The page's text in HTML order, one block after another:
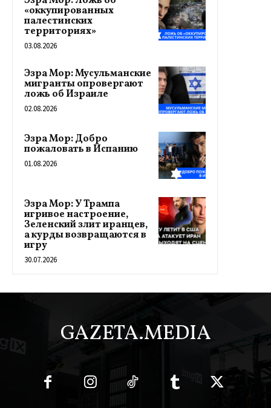
«оккупированных
палестинских
территориях»
03.08.2026
Эзра Мор: Мусульманские
мигранты опровергают
ложь об Израиле
02.08.2026
Эзра Мор: Добро
пожаловать в Испанию
01.08.2026
Эзра Мор: У Трампа
игривое настроение,
Зеленский злит иранцев,
а курды возвращаются в
игру
30.07.2026
GAZETA.MEDIA